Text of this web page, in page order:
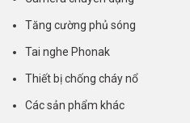
Tăng cường phủ sóng
Tai nghe Phonak
Thiết bị chống cháy nổ
Các sản phẩm khác